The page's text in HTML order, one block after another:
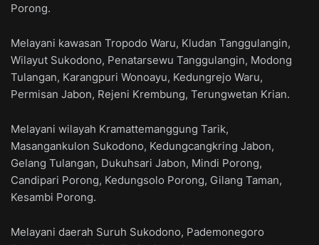
Porong.
Melayani kawasan Tropodo Waru, Kludan Tanggulangin,
Wilayut Sukodono, Penatarsewu Tanggulangin, Modong
Tulangan, Karangpuri Wonoayu, Kedungrejo Waru,
Permisan Jabon, Rejeni Krembung, Terungwetan Krian.
Melayani wilayah Kramattemanggung Tarik,
Masangankulon Sukodono, Kedungcangkring Jabon,
Gelang Tulangan, Dukuhsari Jabon, Mindi Porong,
Candipari Porong, Kedungsolo Porong, Gilang Taman,
Kesambi Porong.
Melayani daerah Suruh Sukodono, Pademonegoro